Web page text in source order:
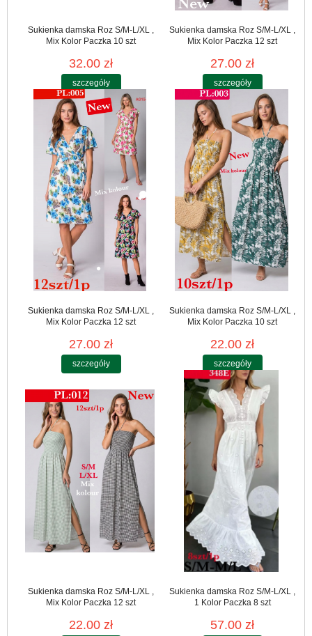
Sukienka damska Roz S/M-L/XL ,
Mix Kolor Paczka 10 szt
32.00 zł
szczegóły
Sukienka damska Roz S/M-L/XL ,
Mix Kolor Paczka 12 szt
27.00 zł
szczegóły
Sukienka damska Roz S/M-L/XL ,
Mix Kolor Paczka 12 szt
27.00 zł
szczegóły
Sukienka damska Roz S/M-L/XL ,
Mix Kolor Paczka 10 szt
22.00 zł
szczegóły
Sukienka damska Roz S/M-L/XL ,
Mix Kolor Paczka 12 szt
22.00 zł
Sukienka damska Roz S/M-L/XL ,
1 Kolor Paczka 8 szt
57.00 zł